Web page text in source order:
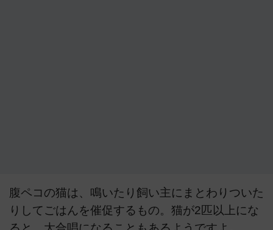
腹ペコの猫は、鳴いたり飼い主にまとわりついた
りしてごはんを催促するもの。猫が2匹以上にな